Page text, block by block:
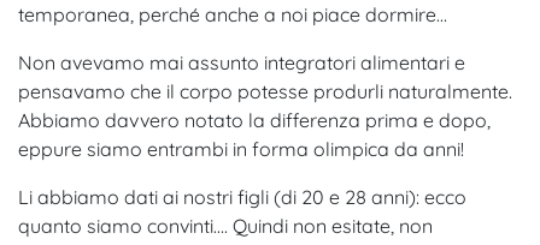
temporanea, perché anche a noi piace dormire…
Non avevamo mai assunto integratori alimentari e
pensavamo che il corpo potesse produrli naturalmente.
Abbiamo davvero notato la differenza prima e dopo,
eppure siamo entrambi in forma olimpica da anni!
Li abbiamo dati ai nostri figli (di 20 e 28 anni): ecco
quanto siamo convinti…. Quindi non esitate, non